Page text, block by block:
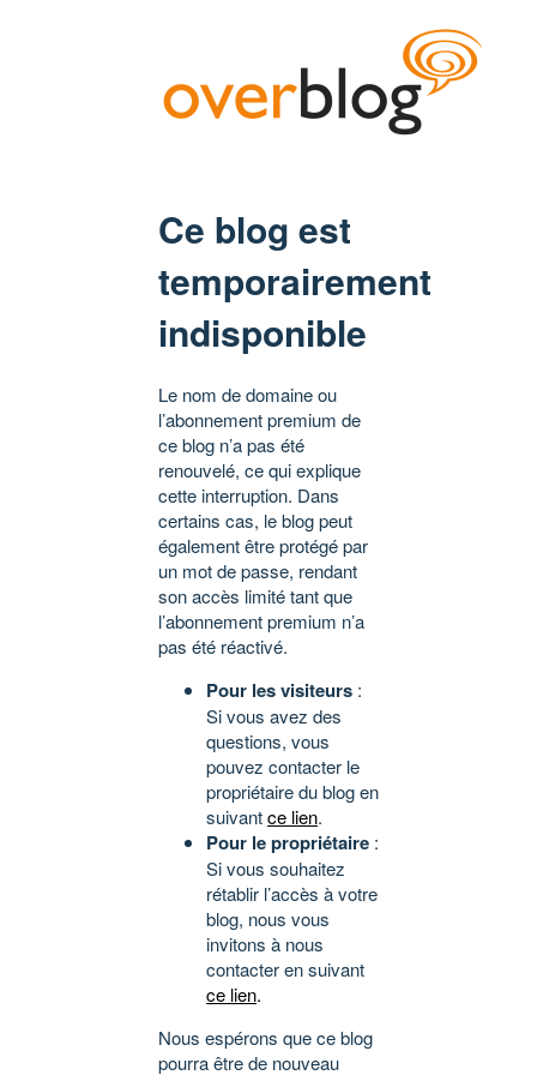
Ce blog est
temporairement
indisponible
Le nom de domaine ou
l’abonnement premium de
ce blog n’a pas été
renouvelé, ce qui explique
cette interruption. Dans
certains cas, le blog peut
également être protégé par
un mot de passe, rendant
son accès limité tant que
l’abonnement premium n’a
pas été réactivé.
Pour les visiteurs :
Si vous avez des
questions, vous
pouvez contacter le
propriétaire du blog en
suivantce lien.
Pour le propriétaire :
Si vous souhaitez
rétablir l’accès à votre
blog, nous vous
invitons à nous
contacter en suivant
ce lien.
Nous espérons que ce blog
pourra être de nouveau